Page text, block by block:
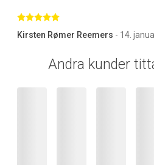
Betygsatt 5 av 5 stjärnor
Kirsten Rømer Reemers - 14.
Andra kunder